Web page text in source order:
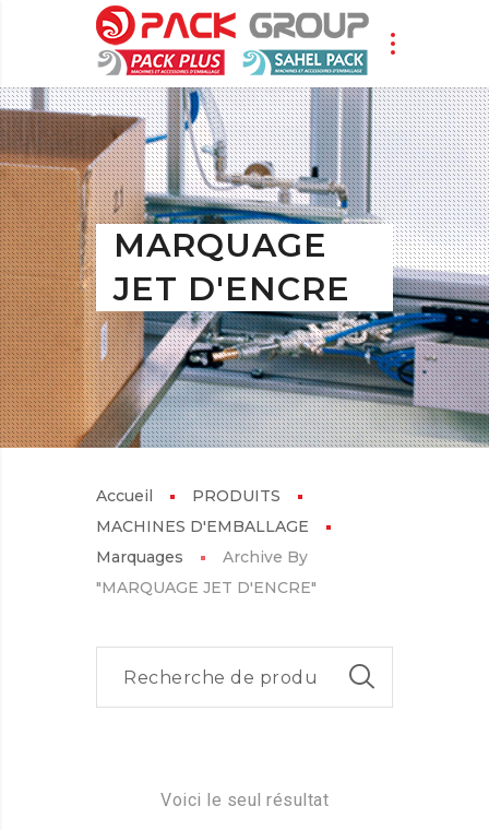
MARQUAGE
JET D'ENCRE
Accueil
PRODUITS
MACHINES D'EMBALLAGE
Marquages
Archive By
"MARQUAGE JET D'ENCRE"
Voici le seul résultat